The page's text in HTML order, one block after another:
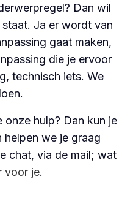
Dan wil
Ja er wordt van
gaat maken,
die je ervoor
technisch iets. We
onze hulp? Dan kun je
helpen we je graag
chat, via de mail; wat
voor je.